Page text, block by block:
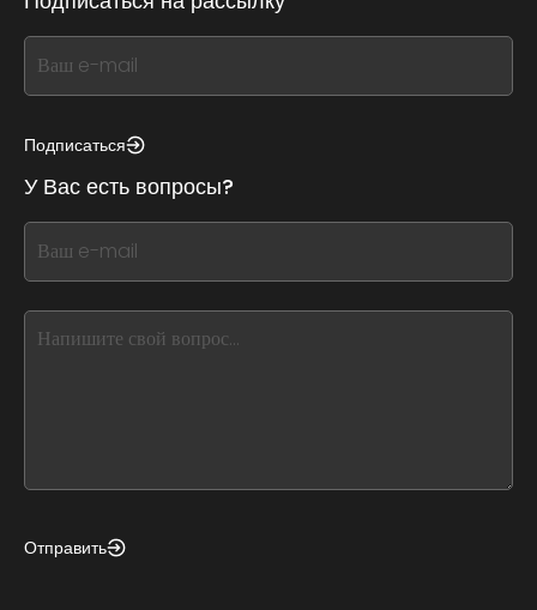
If
you
this,
this
form
field
blank
Подписаться
У Вас есть вопросы?
If
you
this,
Отправить